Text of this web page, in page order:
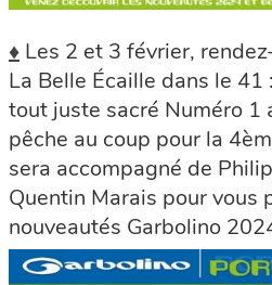
♦ Les 2 et 3 février,
La Belle Écaille dans le
tout juste sacré Numéro 1
pêche au coup pour la
sera accompagné de
Quentin Marais pour vous
nouveautés Garbolino